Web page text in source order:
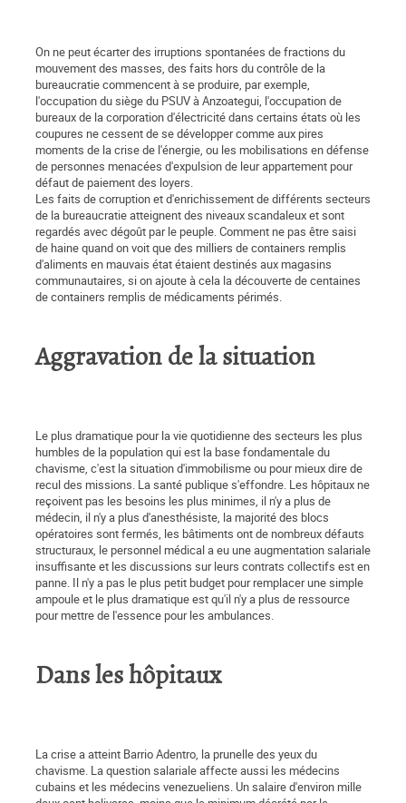
On ne peut écarter des irruptions spontanées de fractions du
mouvement des masses, des faits hors du contrôle de la
bureaucratie commencent à se produire, par exemple,
l'occupation du siège du PSUV à Anzoategui, l'occupation de
bureaux de la corporation d'électricité dans certains états où les
coupures ne cessent de se développer comme aux pires
moments de la crise de l'énergie, ou les mobilisations en défense
de personnes menacées d'expulsion de leur appartement pour
défaut de paiement des loyers.
Les faits de corruption et d'enrichissement de différents secteurs
de la bureaucratie atteignent des niveaux scandaleux et sont
regardés avec dégoût par le peuple. Comment ne pas être saisi
de haine quand on voit que des milliers de containers remplis
d'aliments en mauvais état étaient destinés aux magasins
communautaires, si on ajoute à cela la découverte de centaines
de containers remplis de médicaments périmés.
Aggravation de la situation
Le plus dramatique pour la vie quotidienne des secteurs les plus
humbles de la population qui est la base fondamentale du
chavisme, c'est la situation d'immobilisme ou pour mieux dire de
recul des missions. La santé publique s'effondre. Les hôpitaux ne
reçoivent pas les besoins les plus minimes, il n'y a plus de
médecin, il n'y a plus d'anesthésiste, la majorité des blocs
opératoires sont fermés, les bâtiments ont de nombreux défauts
structuraux, le personnel médical a eu une augmentation salariale
insuffisante et les discussions sur leurs contrats collectifs est en
panne. Il n'y a pas le plus petit budget pour remplacer une simple
ampoule et le plus dramatique est qu'il n'y a plus de ressource
pour mettre de l'essence pour les ambulances.
Dans les hôpitaux
La crise a atteint Barrio Adentro, la prunelle des yeux du
chavisme. La question salariale affecte aussi les médecins
cubains et les médecins venezueliens. Un salaire d'environ mille